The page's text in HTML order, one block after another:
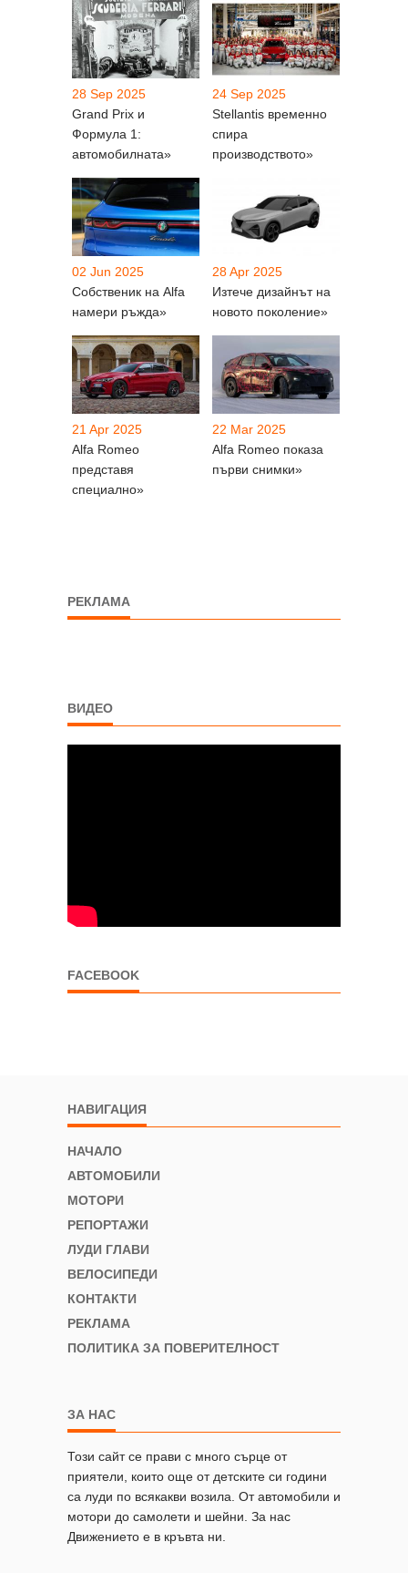
28 Sep 2025
Grand Prix и
Формула 1:
автомобилната»
24 Sep 2025
Stellantis временно
спира
производството»
02 Jun 2025
Собственик на Alfa
намери ръжда»
28 Apr 2025
Изтече дизайнът на
новото поколение»
21 Apr 2025
Alfa Romeo
представя
специално»
22 Mar 2025
Alfa Romeo показа
първи снимки»
РЕКЛАМА
ВИДЕО
FACEBOOK
НАВИГАЦИЯ
НАЧАЛО
АВТОМОБИЛИ
МОТОРИ
РЕПОРТАЖИ
ЛУДИ ГЛАВИ
ВЕЛОСИПЕДИ
КОНТАКТИ
РЕКЛАМА
ПОЛИТИКА ЗА ПОВЕРИТЕЛНОСТ
ЗА НАС
Този сайт се прави с много сърце от
приятели, които още от детските си години
са луди по всякакви возила. От автомобили и
мотори до самолети и шейни. За нас
Движението е в кръвта ни.